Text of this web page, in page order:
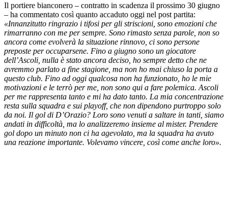
Il portiere bianconero – contratto in scadenza il prossimo 30 giugno
– ha commentato così quanto accaduto oggi nel post partita:
«Innanzitutto ringrazio i tifosi per gli striscioni, sono emozioni che
rimarranno con me per sempre. Sono rimasto senza parole, non so
ancora come evolverà la situazione rinnovo, ci sono persone
preposte per occuparsene. Fino a giugno sono un giocatore
dell’Ascoli, nulla è stato ancora deciso, ho sempre detto che ne
avremmo parlato a fine stagione, ma non ho mai chiuso la porta a
questo club. Fino ad oggi qualcosa non ha funzionato, ho le mie
motivazioni e le terrò per me, non sono qui a fare polemica. Ascoli
per me rappresenta tanto e mi ha dato tanto. La mia concentrazione
resta sulla squadra e sui playoff, che non dipendono purtroppo solo
da noi. Il gol di D’Orazio? Loro sono venuti a saltare in tanti, siamo
andati in difficoltà, ma lo analizzeremo insieme al mister. Prendere
gol dopo un minuto non ci ha agevolato, ma la squadra ha avuto
una reazione importante. Volevamo vincere, così come anche loro».